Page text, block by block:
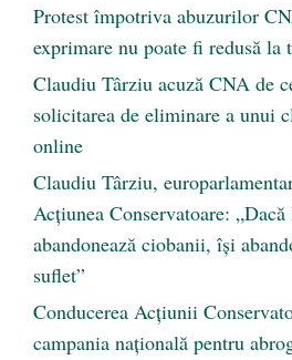
Protest împotriva abuzurilor
exprimare nu poate fi redusă la
Claudiu Târziu acuză CNA de
solicitarea de eliminare a unui
online
Claudiu Târziu,
Acțiunea Conservatoare:
abandonează ciobanii, își
suflet”
Conducerea Acțiunii
campania națională pentru